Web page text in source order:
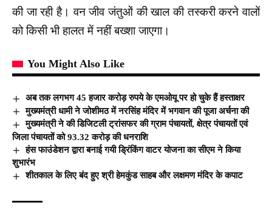
की जा रही है। वन जीव जंतुओं की खाल की तस्करी करने वालों
को किसी भी हालत में नहीं बख्शा जाएगा।
You Might Also Like
अब तक लगभग 45 हजार करोड़ रुपये के एमओयू पर हो चुके हैं हस्ताक्षर
मुख्यमंत्री धामी ने जोशीमठ में नरसिंह मंदिर में भगवान की पूजा अर्चना की
मुख्यमंत्री ने की डिजिटली ट्रांसफर की ग्राम पंचायतों, क्षेत्र पंचायतों एवं
जिला पंचायतों को 93.32 करोड़ की धनराशि
हंस फाउंडेशन द्वारा बनाई गयी ड्रिंकिंग वाटर योजना का सीएम ने किया
शुभारंभ
शीतकाल के लिए बंद हुए श्री हेमकुंड साहब और लक्षमण मंदिर के कपाट